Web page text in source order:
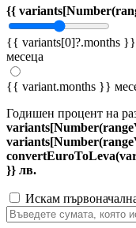
{{
{{ variants[0]?.months }}
месеца
{{ variant.months }}
Годишен процент на
}} лв.
Искам